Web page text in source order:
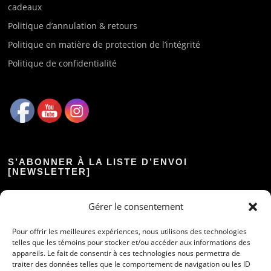
Gérer le consentement
Pour offrir les meilleures expériences, nous utilisons des technologies
telles que les témoins pour stocker et/ou accéder aux informations des
appareils. Le fait de consentir à ces technologies nous permettra de
traiter des données telles que le comportement de navigation ou les ID
cadeaux
Politique d’annulation & retours
Politique en matière de protection de l’intégrité
Politique de confidentialité
S’ABONNER À LA LISTE D’ENVOI
[NEWSLETTER]
Nom :